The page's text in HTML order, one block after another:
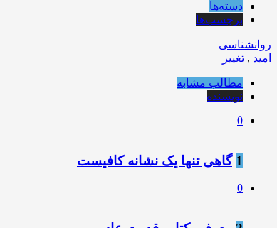
دسته‌ها
برچسب‌ها
روانشناسی
امید , تغییر
مطالب مشابه
نویسنده
0
1 ️گاﻫﯽ ﺗﻨﻬﺎ ﯾﮏ ﻧﺸﺎﻧﻪ ﮐﺎﻓﯿﺴﺖ
0